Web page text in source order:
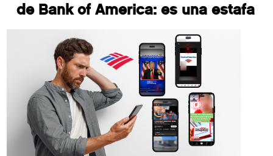
de Bank of America: es una estafa